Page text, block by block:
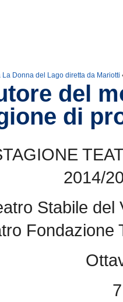
La Donna del Lago diretta da Mariotti
del
di
2014/
Stabile del
Fondazione